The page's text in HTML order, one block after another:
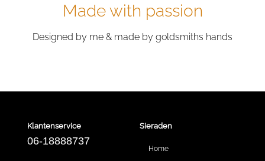
Made with passion
Designed by me & made by goldsmiths hands
Klantenservice
06-18888737
Sieraden
Home